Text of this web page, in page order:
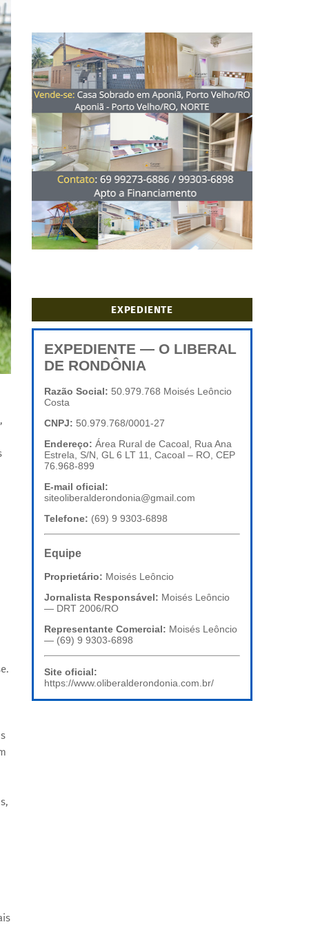
EXPEDIENTE
EXPEDIENTE — O LIBERAL
DE RONDÔNIA
Razão Social: 50.979.768 Moisés Leôncio
Costa
CNPJ: 50.979.768/0001-27
Endereço: Área Rural de Cacoal, Rua Ana
Estrela, S/N, GL 6 LT 11, Cacoal – RO, CEP
76.968-899
E-mail oficial:
siteoliberalderondonia@gmail.com
Telefone: (69) 9 9303-6898
Equipe
Proprietário: Moisés Leôncio
Jornalista Responsável: Moisés Leôncio
— DRT 2006/RO
Representante Comercial: Moisés Leôncio
— (69) 9 9303-6898
Site oficial:
https://www.oliberalderondonia.com.br/